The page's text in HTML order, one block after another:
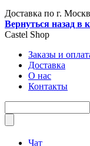
Доставка по г.
Вернуться назад в
Castel Shop
Заказы и
Доставка
О нас
Контакты
Чат